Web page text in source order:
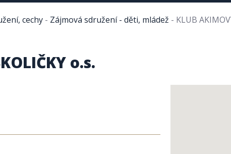
cechy - Zájmová sdružení - děti, mládež - KLUB
o.s.